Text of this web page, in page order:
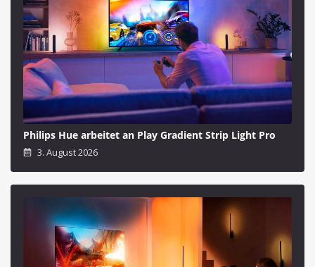
Philips Hue arbeitet an Play Gradient Strip Light Pro
3. August 2026